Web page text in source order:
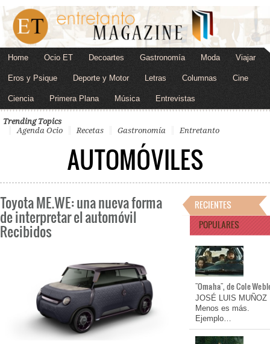
Home Ocio ET Decoartes Gastronomía Moda Viajar
Eros y Psique Deporte y Motor Letras Columnas Cine
Ciencia Primera Plana Música Entrevistas
Trending Topics
Agenda Ocio
Recetas Gastronomía Entretanto
AUTOMÓVILES
Toyota ME.WE: una nueva forma
de interpretar el automóvil
Recibidos
RECIENTES
POPULARES
"Omaha", de Cole
JOSÉ LUIS MUÑOZ
Menos es más.
Ejemplo…